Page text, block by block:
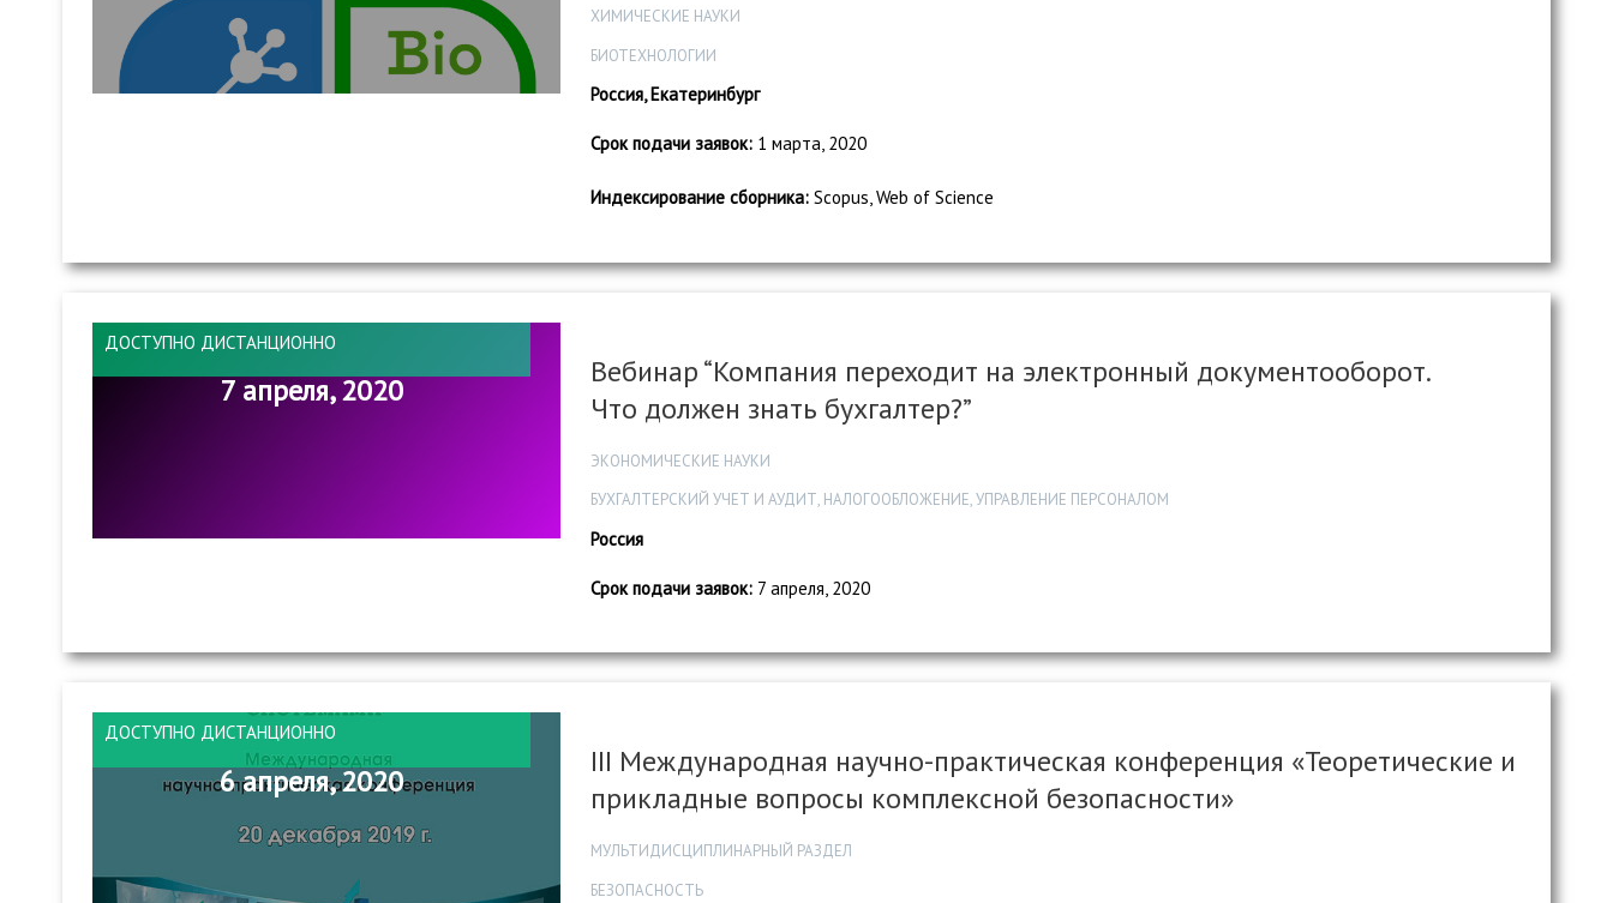
ХИМИЧЕСКИЕ НАУКИ
БИОТЕХНОЛОГИИ
Россия, Екатеринбург
Срок подачи заявок: 1 марта, 2020
Индексирование сборника: Scopus, Web of Science
ДОСТУПНО ДИСТАНЦИОННО
7 апреля, 2020
Вебинар “Компания переходит на электронный документооборот.
Что должен знать бухгалтер?”
ЭКОНОМИЧЕСКИЕ НАУКИ
БУХГАЛТЕРСКИЙ УЧЕТ И АУДИТ, НАЛОГООБЛОЖЕНИЕ, УПРАВЛЕНИЕ ПЕРСОНАЛОМ
Россия
Срок подачи заявок: 7 апреля, 2020
ДОСТУПНО ДИСТАНЦИОННО
6 апреля, 2020
III Международная научно-практическая конференция «Теоретические и
прикладные вопросы комплексной безопасности»
МУЛЬТИДИСЦИПЛИНАРНЫЙ РАЗДЕЛ
БЕЗОПАСНОСТЬ